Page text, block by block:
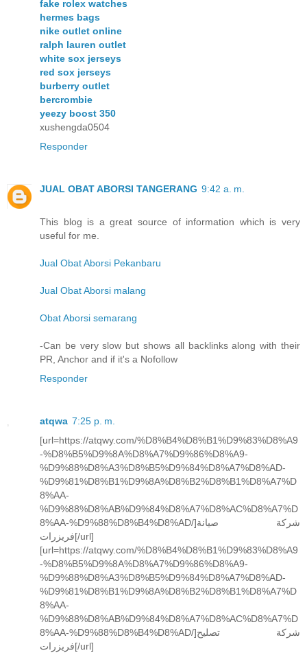
fake rolex watches
hermes bags
nike outlet online
ralph lauren outlet
white sox jerseys
red sox jerseys
burberry outlet
bercrombie
yeezy boost 350
xushengda0504
Responder
JUAL OBAT ABORSI TANGERANG 9:42 a. m.
This blog is a great source of information which is very
useful for me.
Jual Obat Aborsi Pekanbaru
Jual Obat Aborsi malang
Obat Aborsi semarang
-Can be very slow but shows all backlinks along with their
PR, Anchor and if it's a Nofollow
Responder
atqwa 7:25 p. m.
[url=https://atqwy.com/%D8%B4%D8%B1%D9%83%D8%A9
-%D8%B5%D9%8A%D8%A7%D9%86%D8%A9-
%D9%88%D8%A3%D8%B5%D9%84%D8%A7%D8%AD-
%D9%81%D8%B1%D9%8A%D8%B2%D8%B1%D8%A7%D
8%AA-
%D9%88%D8%AB%D9%84%D8%A7%D8%AC%D8%A7%D
8%AA-%D9%88%D8%B4%D8%AD/]شركة صيانة
فريزرات[/url]
[url=https://atqwy.com/%D8%B4%D8%B1%D9%83%D8%A9
-%D8%B5%D9%8A%D8%A7%D9%86%D8%A9-
%D9%88%D8%A3%D8%B5%D9%84%D8%A7%D8%AD-
%D9%81%D8%B1%D9%8A%D8%B2%D8%B1%D8%A7%D
8%AA-
%D9%88%D8%AB%D9%84%D8%A7%D8%AC%D8%A7%D
8%AA-%D9%88%D8%B4%D8%AD/]شركة تصليح
فريزرات[/url]